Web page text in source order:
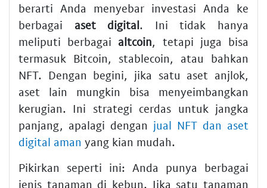
berarti Anda menyebar investasi Anda ke
berbagai aset digital. Ini tidak hanya
meliputi berbagai altcoin , tetapi juga bisa
termasuk Bitcoin, stablecoin, atau bahkan
NFT. Dengan begini, jika satu aset anjlok,
aset lain mungkin bisa menyeimbangkan
kerugian. Ini strategi cerdas untuk jangka
panjang, apalagi dengan jual NFT dan aset
digital aman yang kian mudah.
Pikirkan seperti ini: Anda punya berbagai
jenis tanaman di kebun. Jika satu tanaman